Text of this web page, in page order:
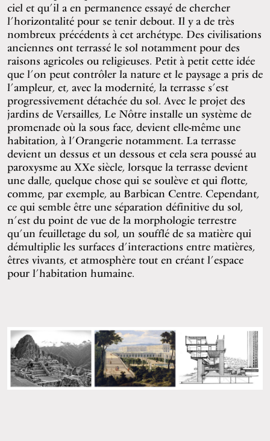
ciel et qu’il a en permanence essayé de chercher
l’horizontalité pour se tenir debout. Il y a de très
nombreux précédents à cet archétype. Des civilisations
anciennes ont terrassé le sol notamment pour des
raisons agricoles ou religieuses. Petit à petit cette idée
que l’on peut contrôler la nature et le paysage a pris de
l’ampleur, et, avec la modernité, la terrasse s’est
progressivement détachée du sol. Avec le projet des
jardins de Versailles, Le Nôtre installe un système de
promenade où la sous face, devient elle-même une
habitation, à l’Orangerie notamment. La terrasse
devient un dessus et un dessous et cela sera poussé au
paroxysme au XXe siècle, lorsque la terrasse devient
une dalle, quelque chose qui se soulève et qui flotte,
comme, par exemple, au Barbican Centre. Cependant,
ce qui semble être une séparation définitive du sol,
n’est du point de vue de la morphologie terrestre
qu’un feuilletage du sol, un soufflé de sa matière qui
démultiplie les surfaces d’interactions entre matières,
êtres vivants, et atmosphère tout en créant l’espace
pour l’habitation humaine.